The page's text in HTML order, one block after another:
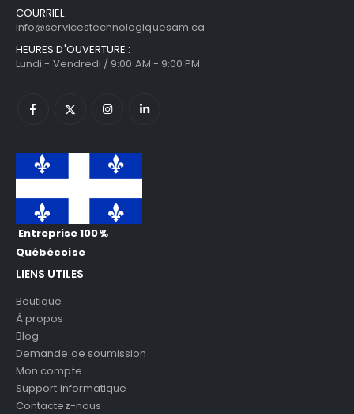
COURRIEL:
info@servicestechnologiquesam.ca
HEURES D'OUVERTURE :
Lundi - Vendredi / 9:00 AM - 9:00 PM
Entreprise 100%
Québécoise
LIENS UTILES
Boutique
À propos
Blog
Demande de soumission
Mon compte
Support informatique
Contactez-nous